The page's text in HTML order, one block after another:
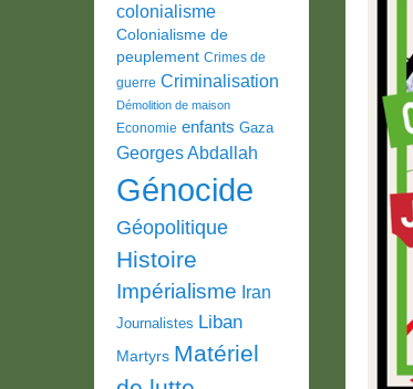
colonialisme
Colonialisme de
peuplement Crimes de
guerre Criminalisation
Démolition de maison
Economie enfants Gaza
Georges Abdallah
Génocide
Géopolitique
Histoire
Impérialisme Iran
Journalistes Liban
Martyrs Matériel